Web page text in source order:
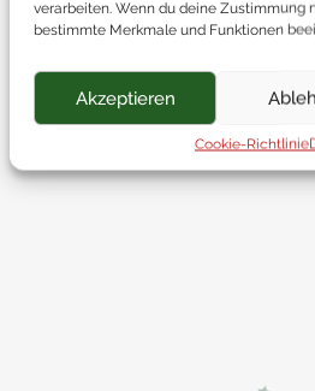
verarbeiten. Wenn du deine Zustimmung
bestimmte Merkmale und Funktionen
Akzeptieren
Cookie-Richtlinie